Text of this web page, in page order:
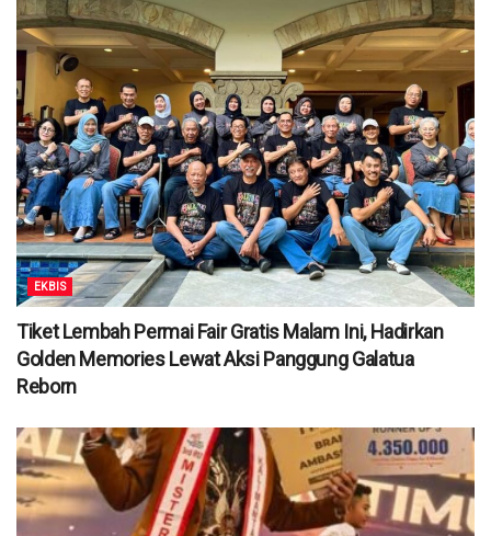
EKBIS
Tiket Lembah Permai Fair Gratis Malam Ini, Hadirkan
Golden Memories Lewat Aksi Panggung Galatua
Reborn